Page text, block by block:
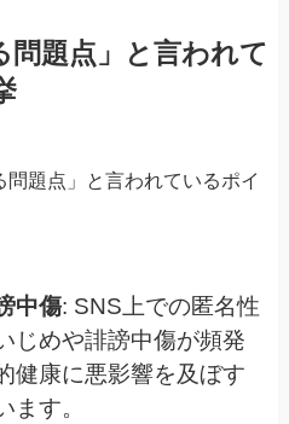
問題点」と言われて
題点」と言われているポイ
中傷: SNS上での匿名性
じめや誹謗中傷が頻発
健康に悪影響を及ぼす
ます。